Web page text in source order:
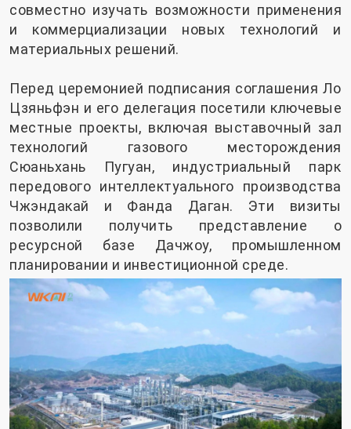
совместно изучать возможности применения
и коммерциализации новых технологий и
материальных решений.
Перед церемонией подписания соглашения Ло
Цзяньфэн и его делегация посетили ключевые
местные проекты, включая выставочный зал
технологий газового месторождения
Сюаньхань Пугуан, индустриальный парк
передового интеллектуального производства
Чжэндакай и Фанда Даган. Эти визиты
позволили получить представление о
ресурсной базе Дачжоу, промышленном
планировании и инвестиционной среде.